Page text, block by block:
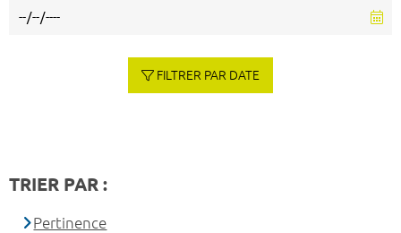
FILTRER PAR DATE
TRIER PAR :
Pertinence